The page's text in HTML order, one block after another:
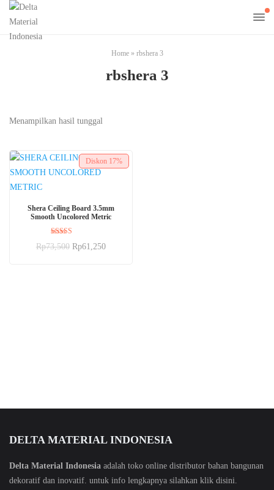
Home» rbshera 3
rbshera 3
Menampilkan hasil tunggal
Diskon 17%
Shera Ceiling Board 3.5mm
Smooth Uncolored Metric
Dinilai
5.00
Rp73,500 Rp61,250
DELTA MATERIAL INDONESIA
Delta Material Indonesia adalah toko online distributor bahan bangunan
dekoratif dan inovatif. untuk info lengkapnya silahkan klik disini.